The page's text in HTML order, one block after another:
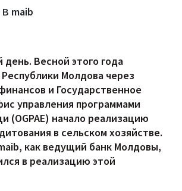
maib
Весной этого года
Молдова через
и Государственное
управления программами
(OGPAE) начало реализацию
в сельском хозяйстве.
как ведущий банк Молдовы,
в реализацию этой